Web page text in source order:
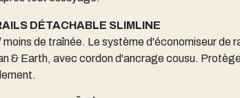
DÉTACHABLE SLIMLINE
moins de traînée. Le système d'économiseur de
& Earth, avec cordon d'ancrage cousu.